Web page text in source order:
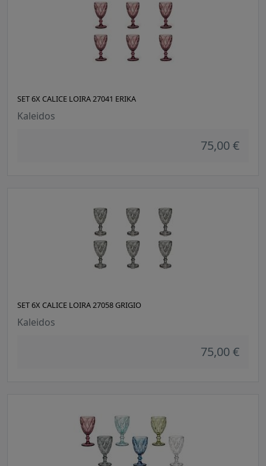
SET 6X CALICE LOIRA 27041 ERIKA
Kaleidos
75,00 €
SET 6X CALICE LOIRA 27058 GRIGIO
Kaleidos
75,00 €